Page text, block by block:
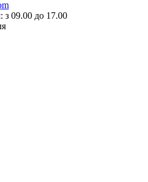
з 09.00 до 17.00